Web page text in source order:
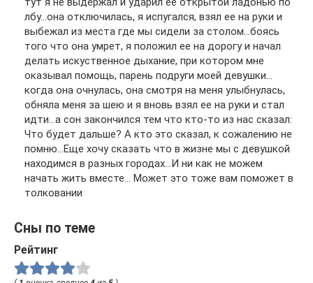
лбу…она отключилась, я испугался, взял ее на руки и
выбежал из места где мы сидели за столом…боясь
того что она умрет, я положил ее на дорогу и начал
делать искуственное дыхание, при котором мне
оказывал помощь, парень подруги моей девушки…
когда она очнулась, она смотря на меня улыбнулась,
обняла меня за шею и я вновь взял ее на руки и стал
идти…а сон закончился тем что кто-то из нас сказал:
Что будет дальше? А кто это сказал, к сожалению не
помню…Еще хочу сказать что в жизне мы с девушкой
находимся в разных городах…И ни как не можем
начать жить вместе… Может это тоже вам поможет в
толковании
Сны по теме
Рейтинг